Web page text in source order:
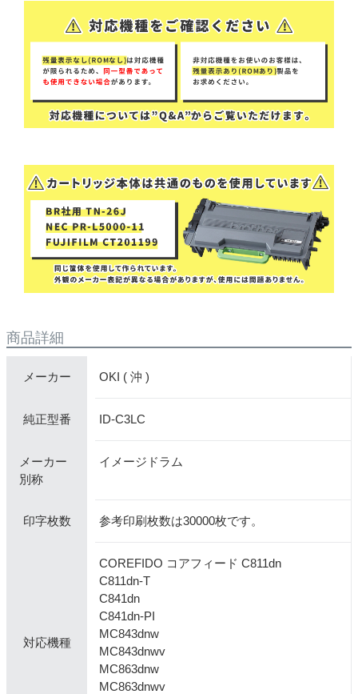
商品詳細
メーカー OKI ( 沖 )
純正型番 ID-C3LC
メーカー
別称
イメージドラム
印字枚数 参考印刷枚数は30000枚です。
対応機種
COREFIDO コアフィード C811dn
C811dn-T
C841dn
C841dn-PI
MC843dnw
MC843dnwv
MC863dnw
MC863dnwv